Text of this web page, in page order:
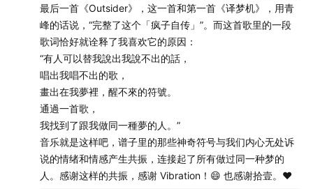
最后一首《Outsider》，这一首和第一首《译梦机》，用青
峰的话说，“完整了这个「疯子自传」”。而这首歌里的一段
歌词恰好就诠释了我喜欢它的原因：
“有人可以替我說出我說不出的話，
唱出我唱不出的歌，
畫出在我夢裡，醒不來的符號。
通過一首歌，
我找到了跟我做同一種夢的人。”
音乐就是这样吧，谱子里的那些神奇符号与我们内心无处诉
说的情绪和情感产生共振，连接起了所有做过同一种梦的
人。感谢这样的共振，感谢 Vibration！😄 也感谢拾壹。❤